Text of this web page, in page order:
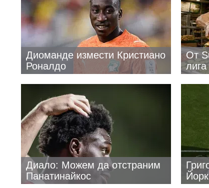
Диоманде измести Кристиано
Роналдо
От
лига
Диало: Можем да отстраним
Панатинайкос